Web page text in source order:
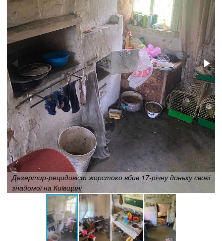
Дезертир-рецидивіст жорстоко вбив 17-річну доньку своєї
знайомої на Київщині